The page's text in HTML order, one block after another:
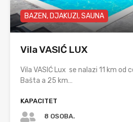
BAZEN, DJAKUZI, SAUNA
Vila VASIĆ LUX
Vila VASIĆ Lux se nalazi 11 km od
Bašta a 25 km…
KAPACITET
8 OSOBA.